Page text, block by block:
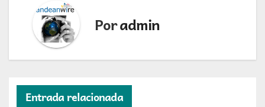
Poradmin
Entrada relacionada